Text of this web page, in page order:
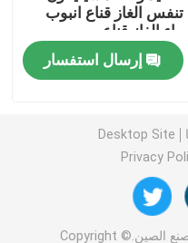
تنفس الغاز قناع انبوب
ماء الغاز قناع
إرسال استفسار
Desktop Site
Privacy
مصنع الصين.Copyright ©